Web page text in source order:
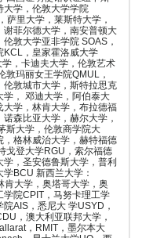
大学，伦敦大学学院
萨里大学，莱斯特大学，
菲尔德大学，南安普顿大
敦大学亚非学院 SOAS，
KCL，皇家霍洛威大学
，卡迪夫大学，伦敦艺术
敦玛丽女王学院QMUL，
敦城市大学，斯特拉思克
， 邓迪大学，阿伯泰大
学，林肯大学，布拉德福
森比亚大学，赫尔大学，
斯大学，伦敦商学院大
格林威治大学，赫特福德
戈登大学RGU，索尔福德
，圣安德鲁斯大学，普利
BCU 新西兰大学：
大学，奥塔哥大学，奥
院CPIT，马努卡理工学
AIS，悉尼大 学USYD，
，澳大利亚联邦大学，
，RMIT，墨尔本大